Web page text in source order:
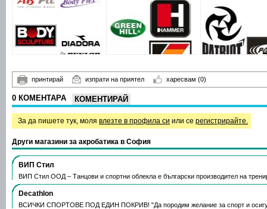
принтирай изпрати на приятел харесвам (0)
0 КОМЕНТАРА КОМЕНТИРАЙ
За да пишете тук, моля влезте в профила си или се регистрирайте.
Други магазини за акробатика в София
ВИП Стил
ВИП Стил ООД – Танцови и спортни облекла е български производител на
Decathlon
ВСИЧКИ СПОРТОВЕ ПОД ЕДИН ПОКРИВ! "Да породим желание за спорт и